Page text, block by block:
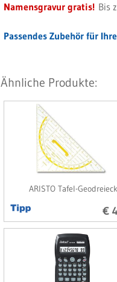
Namensgravur gratis! Bis
Passendes Zubehör für
Ähnliche Produkte:
ARISTO Tafel-Geodreieck
€